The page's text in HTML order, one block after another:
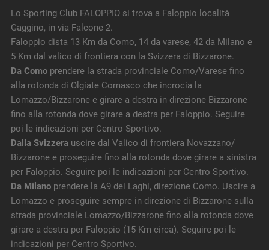
Lo Sporting Club FALOPPIO si trova a Faloppio località
Gaggino, in via Falcone 2.
Faloppio dista 13 Km da Como, 14 da varese, 42 da Milano e
5 Km dal valico di frontiera con la Svizzera di Bizzarone.
Da Comoprendere la strada provinciale Como/Varese fino
alla rotonda di Olgiate Comasco che incrocia la
Lomazzo/Bizzarone e girare a destra in direzione Bizzarone
fino alla rotonda dove girare a destra per Faloppio. Seguire
poi le indicazioni per Centro Sportivo.
Dalla Svizzerauscire dal Valico di frontiera Novazzano/
Bizzarone e proseguire fino alla rotonda dove girare a sinistra
per Faloppio. Seguire poi le indicazioni per Centro Sportivo.
Da Milanoprendere la A9 dei Laghi, direzione Como. Uscire a
Lomazzo e proseguire sempre in direzione di Bizzarone sulla
strada provinciale Lomazzo/Bizzarone fino alla rotonda dove
girare a destra per Faloppio (15 Km circa). Seguire poi le
indicazioni per Centro Sportivo.